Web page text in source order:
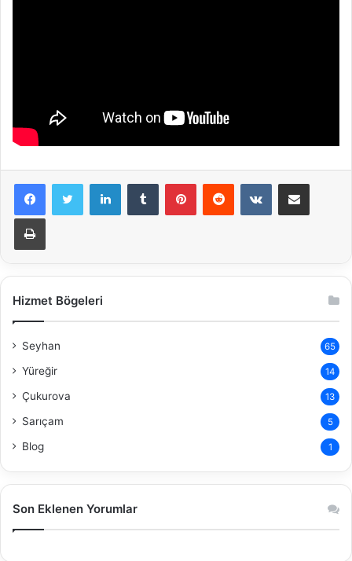
Hizmet Bögeleri
Seyhan 65
Yüreğir 14
Çukurova 13
Sarıçam 5
Blog 1
Son Eklenen Yorumlar